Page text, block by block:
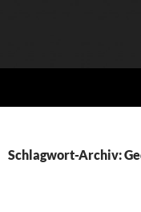
Schlagwort-Archiv: